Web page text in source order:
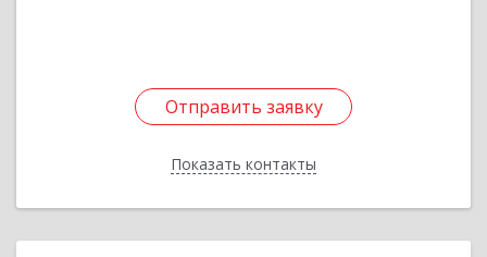
Отправить заявку
Показать контакты
Отправить заявку
Назад